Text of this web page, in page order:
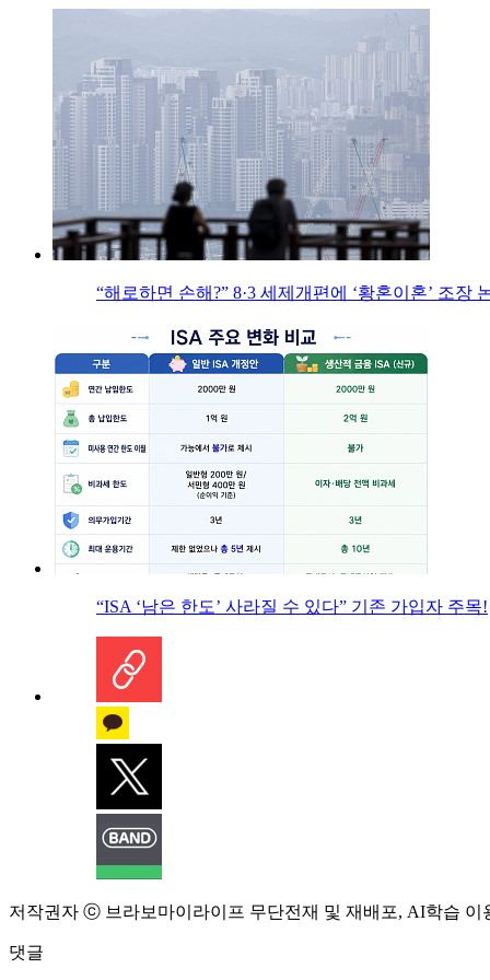
“해로하면 손해?” 8·3 세제개편에 ‘황혼이혼’ 조장
“ISA ‘남은 한도’ 사라질 수 있다” 기존 가입자 주목!
저작권자 ⓒ 브라보마이라이프 무단전재 및 재배포, AI학습 이
댓글